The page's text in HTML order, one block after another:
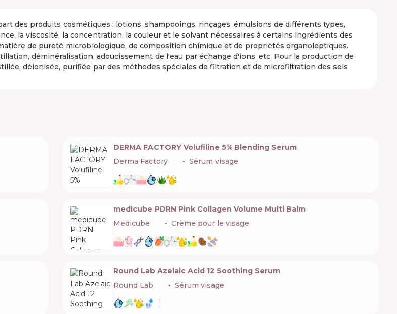
des produits cosmétiques : lotions, shampooings, rinçages, émulsions de différents types,
la viscosité, la concentration, la couleur et le solvant nécessaires à certains ingrédients des
de pureté microbiologique, de composition chimique et de propriétés organoleptiques.
déminéralisation, adoucissement de l'eau par échange d'ions, etc. Pour la production de
déionisée, purifiée par des méthodes spéciales de filtration et de microfiltration des sels
DERMA FACTORY Volufiline 5% Blending Serum
Derma Factory
Sérum visage
medicube PDRN Pink Collagen Volume Multi Balm
Medicube
Crème pour le visage
Round Lab Azelaic Acid 12 Soothing Serum
Round Lab
Sérum visage